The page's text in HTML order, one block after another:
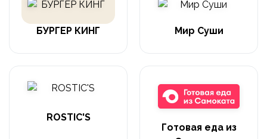
БУРГЕР КИНГ Мир Суши
ROSTIC'S
Готовая еда из